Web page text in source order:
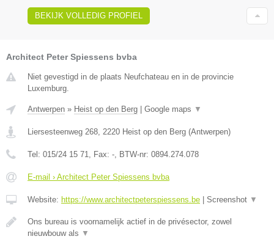
BEKIJK VOLLEDIG PROFIEL
Architect Peter Spiessens bvba
Niet gevestigd in de plaats Neufchateau en in de provincie
Luxemburg.
Antwerpen » Heist op den Berg Google maps ▼
Liersesteenweg 268, 2220 Heist op den Berg (Antwerpen)
Tel: 015/24 15 71, Fax: -, BTW-nr: 0894.274.078
E-mail › Architect Peter Spiessens bvba
Website: https://www.architectpeterspiessens.be Screenshot ▼
Ons bureau is voornamelijk actief in de privésector, zowel
nieuwbouw als ▼